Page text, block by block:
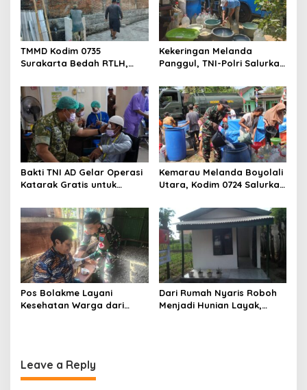
TMMD Kodim 0735
Surakarta Bedah RTLH,
bagi Warga
Kekeringan Melanda
Panggul, TNI-Polri Salurkan
Bakti TNI AD Gelar Operasi
Katarak Gratis untuk
Kemarau Melanda Boyolali
Utara, Kodim 0724 Salurkan
Pos Bolakme Layani
Kesehatan Warga dari
Dari Rumah Nyaris Roboh
Menjadi Hunian Layak,
Leave a Reply